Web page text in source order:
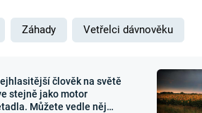
Zajímavosti
Záhady Vetřelci dávnověku
člověk na světě
stejně jako motor
Můžete vedle něj